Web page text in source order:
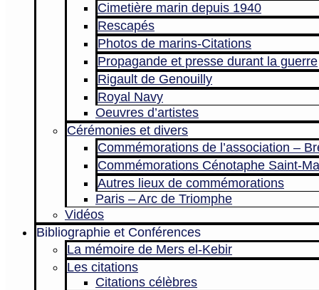
Cimetière marin depuis 1940
Rescapés
Photos de marins-Citations
Propagande et presse durant la guerre
Rigault de Genouilly
Royal Navy
Oeuvres d’artistes
Cérémonies et divers
Commémorations de l’association –
Commémorations Cénotaphe Saint-
Autres lieux de commémorations
Paris – Arc de Triomphe
Vidéos
Bibliographie et Conférences
La mémoire de Mers el-Kebir
Les citations
Citations célèbres